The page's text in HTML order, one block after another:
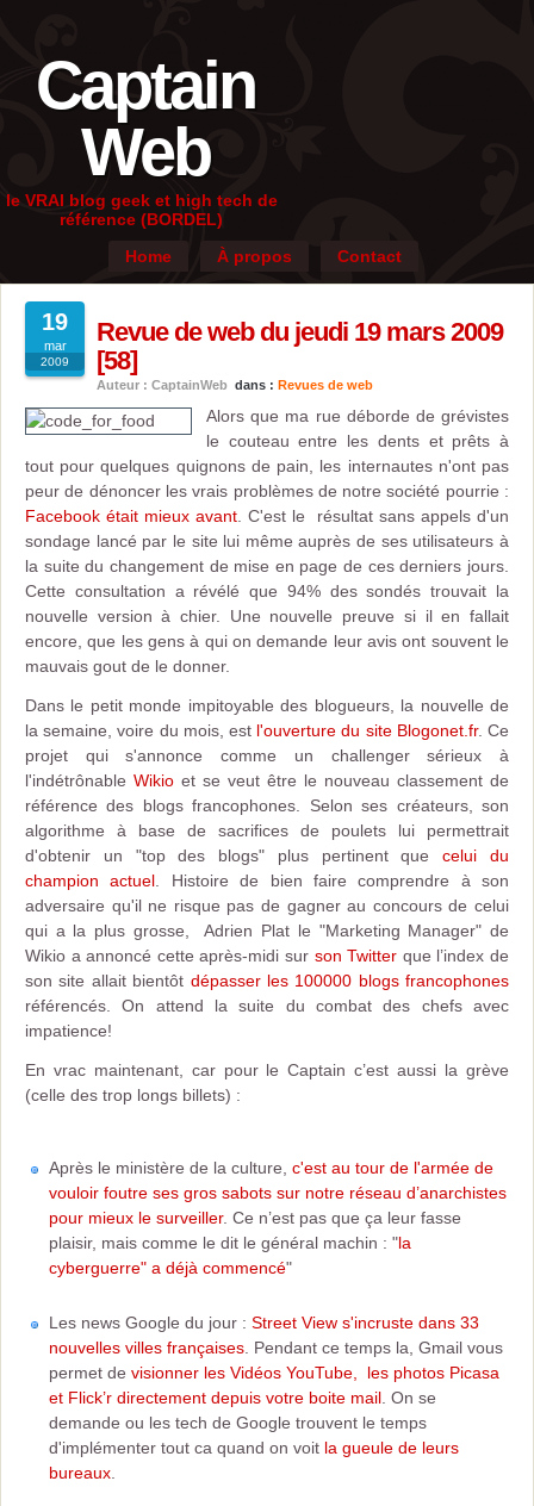
Captain
Web
le VRAI blog geek et high tech de
référence (BORDEL)
Home
À propos Contact
19
mar
2009
Revue de web du jeudi 19 mars 2009
[58]
Auteur : CaptainWeb dans : Revues de web
Alors que ma rue déborde de grévistes
le couteau entre les dents et prêts à
tout pour quelques quignons de pain, les internautes n'ont pas
peur de dénoncer les vrais problèmes de notre société pourrie :
Facebook était mieux avant . C'est le résultat sans appels d'un
sondage lancé par le site lui même auprès de ses utilisateurs à
la suite du changement de mise en page de ces derniers jours.
Cette consultation a révélé que 94% des sondés trouvait la
nouvelle version à chier. Une nouvelle preuve si il en fallait
encore, que les gens à qui on demande leur avis ont souvent le
mauvais gout de le donner.
Dans le petit monde impitoyable des blogueurs, la nouvelle de
la semaine, voire du mois, est l'ouverture du site Blogonet.fr. Ce
projet qui s'annonce comme un challenger sérieux à
l'indétrônable Wikio et se veut être le nouveau classement de
référence des blogs francophones. Selon ses créateurs, son
algorithme à base de sacrifices de poulets lui permettrait
d'obtenir un "top des blogs" plus pertinent quecelui du
champion actuel . Histoire de bien faire comprendre à son
adversaire qu'il ne risque pas de gagner au concours de celui
qui a la plus grosse, Adrien Plat le "Marketing Manager" de
Wikio a annoncé cette après-midi sur son Twitter que l’index de
son site allait bientôt dépasser les 100000 blogs francophones
référencés. On attend la suite du combat des chefs avec
impatience!
En vrac maintenant, car pour le Captain c’est aussi la grève
(celle des trop longs billets) :
Après le ministère de la culture, c'est au tour de l'armée de
vouloir foutre ses gros sabots sur notre réseau d’anarchistes
pour mieux le surveiller. Ce n’est pas que ça leur fasse
plaisir, mais comme le dit le général machin : "la
cyberguerre" a déjà commencé"
Les news Google du jour : Street View s'incruste dans 33
nouvelles villes françaises . Pendant ce temps la, Gmail vous
permet de visionner les Vidéos YouTube, les photos Picasa
et Flick’r directement depuis votre boite mail . On se
demande ou les tech de Google trouvent le temps
d'implémenter tout ca quand on voit la gueule de leurs
bureaux